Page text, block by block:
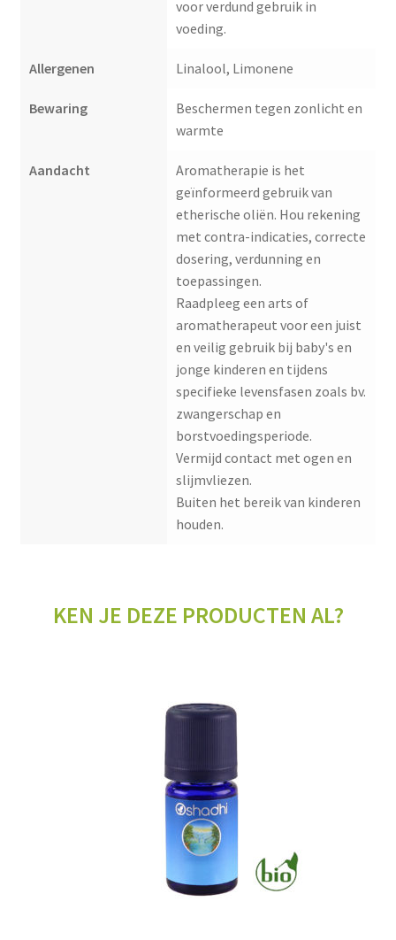
voor verdund gebruik in
voeding.
Allergenen Linalool, Limonene
Bewaring
Beschermen tegen zonlicht en
warmte
Aandacht
Aromatherapie is het
geïnformeerd gebruik van
etherische oliën. Hou rekening
met contra-indicaties, correcte
dosering, verdunning en
toepassingen.
Raadpleeg een arts of
aromatherapeut voor een juist
en veilig gebruik bij baby's en
jonge kinderen en tijdens
specifieke levensfasen zoals bv.
zwangerschap en
borstvoedingsperiode.
Vermijd contact met ogen en
slijmvliezen.
Buiten het bereik van kinderen
houden.
KEN JE DEZE PRODUCTEN AL?